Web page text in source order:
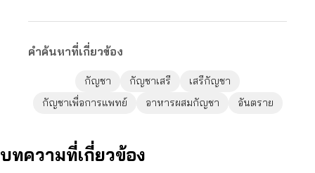
คำค้นหาที่เกี่ยวข้อง
กัญชา กัญชาเสรี
เสรีกัญชา
กัญชาเพื่อการแพทย์
อาหารผสมกัญชา อันตราย
บทความที่เกี่ยวข้อง